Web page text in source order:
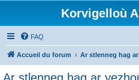
Korvigelloù
FAQ
Accueil du forum Ar stlenneg hag